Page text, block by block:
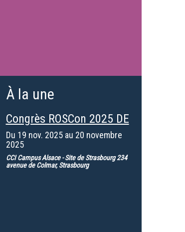
À la une
Congrès ROSCon 2025 DE
Du 19 nov. 2025au 20 novembre
2025
CCI Campus Alsace - Site de Strasbourg 234
avenue de Colmar, Strasbourg